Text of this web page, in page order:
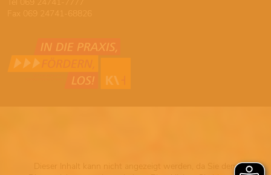
Dieser Inhalt kann nicht angezeigt werden, da Sie dem